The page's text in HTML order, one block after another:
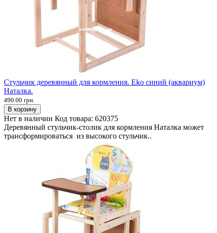
Стульчик деревянный для кормления. Еko синий (аквариум)
Наталка.
490.00 грн.
В корзину
Нет в наличии Код товара: 620375
Деревянный стульчик-столик для кормления Наталка может
трансформироваться из высокого стульчик..